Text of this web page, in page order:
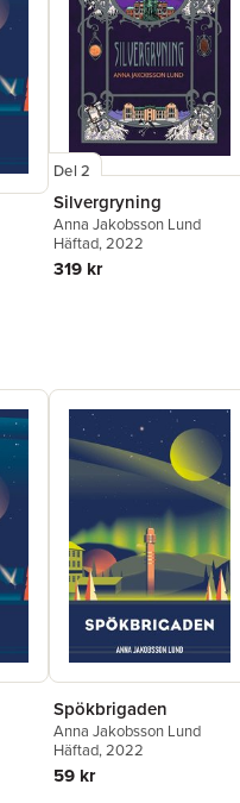
Del 2
Silvergryning
Anna Jakobsson Lund
Häftad, 2022
319 kr
Spökbrigaden
Anna Jakobsson Lund
Häftad, 2022
59 kr